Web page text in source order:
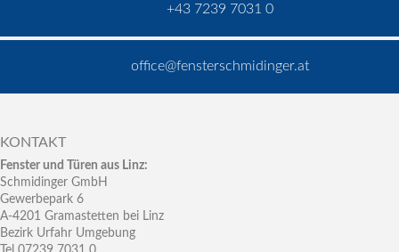
+43 7239 7031 0
office@fensterschmidinger.at
KONTAKT
Fenster und Türen aus Linz:
Schmidinger GmbH
Gewerbepark 6
A-4201 Gramastetten bei Linz
Bezirk Urfahr Umgebung